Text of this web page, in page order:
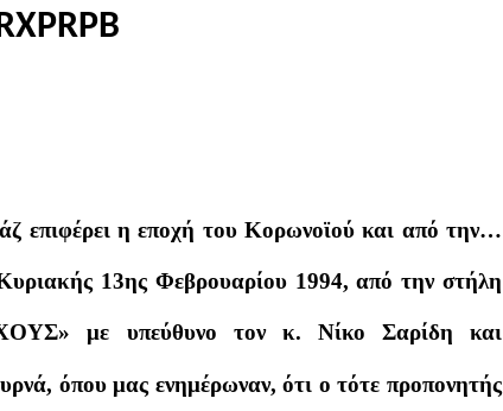
επιφέρει η εποχή του Κορωνοϊού και από την…
13ης Φεβρουαρίου 1994, από την στήλη
με υπεύθυνο τον κ. Νίκο Σαρίδη και
όπου μας ενημέρωναν, ότι ο τότε προπονητής